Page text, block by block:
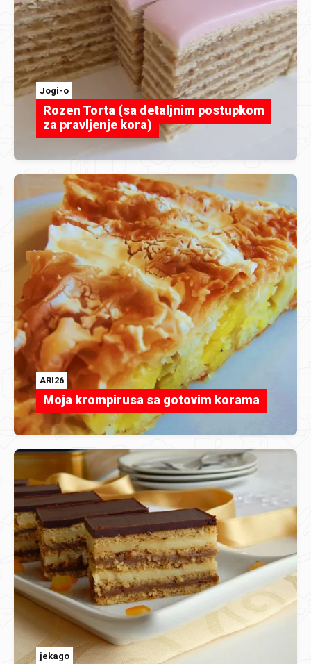
Jogi-o
Rozen Torta (sa detaljnim postupkom
za pravljenje kora)
ARI26
Moja krompirusa sa gotovim korama
jekago